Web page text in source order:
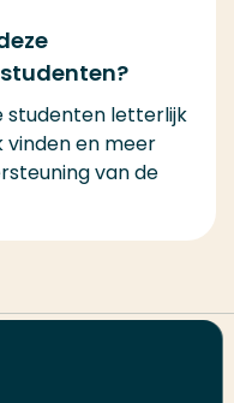
studenten letterlijk
vinden en meer
van de